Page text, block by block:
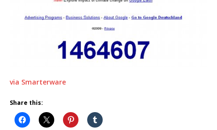
via Smarterware
Share this: